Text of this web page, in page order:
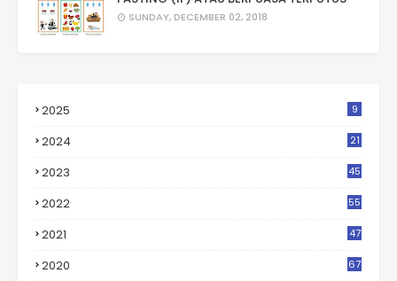
SUNDAY, DECEMBER 02, 2018
2025 9
2024 21
2023 45
2022 55
2021 47
2020 67